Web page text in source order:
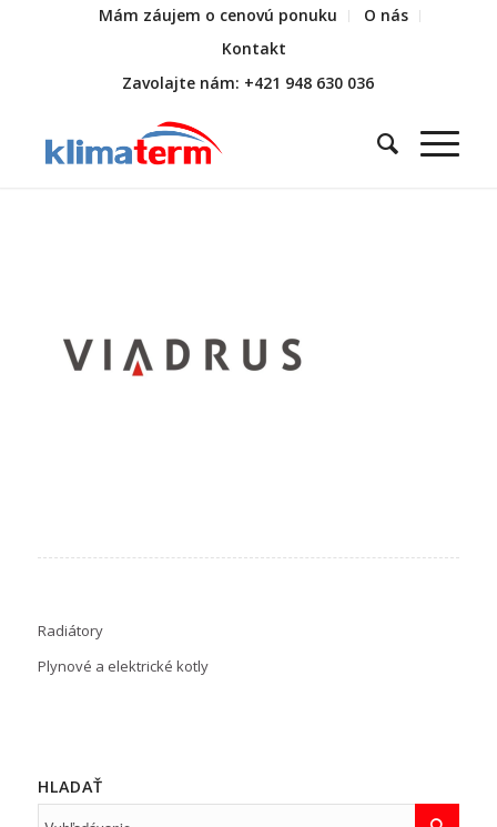
Mám záujem o cenovú ponuku
O nás
Kontakt
Zavolajte nám: +421 948 630 036
Radiátory
Plynové a elektrické kotly
HLADAŤ